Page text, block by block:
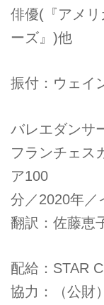
俳優(『アメ
ーズ』)他
振付：ウェイ
バレエダンサ
フランチェス
ア100
分／2020年／
翻訳：佐藤恵
配給：STAR
協力：（公財